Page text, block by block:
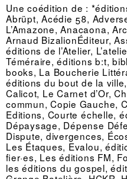
Une coédition de :
Abrüpt, Acédie 58,
L’Amazone, Anacaona,
Arnaud BizalionÉditeur,
éditions de l’Atelier,
Téméraire, éditions b:t,
books, La Boucherie
éditions du bout de la
Calicot, Le Carnet d’Or,
commun, Copie Gauche,
Editions, Courte échelle,
Dépaysage, Dépense
Dispute, divergences,
Les Étaques, Evalou,
fier·es, Les éditions FM,
les éditions du gospel,